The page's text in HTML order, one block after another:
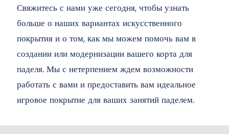
Свяжитесь с нами уже сегодня, чтобы узнать
больше о наших вариантах искусственного
покрытия и о том, как мы можем помочь вам в
создании или модернизации вашего корта для
паделя. Мы с нетерпением ждем возможности
работать с вами и предоставить вам идеальное
игровое покрытие для ваших занятий паделем.